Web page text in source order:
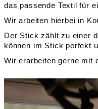
das passende Textil für
Wir arbeiten hierbei in
Der Stick zählt zu einer
können im Stick perfekt
Wir erarbeiten gerne mit